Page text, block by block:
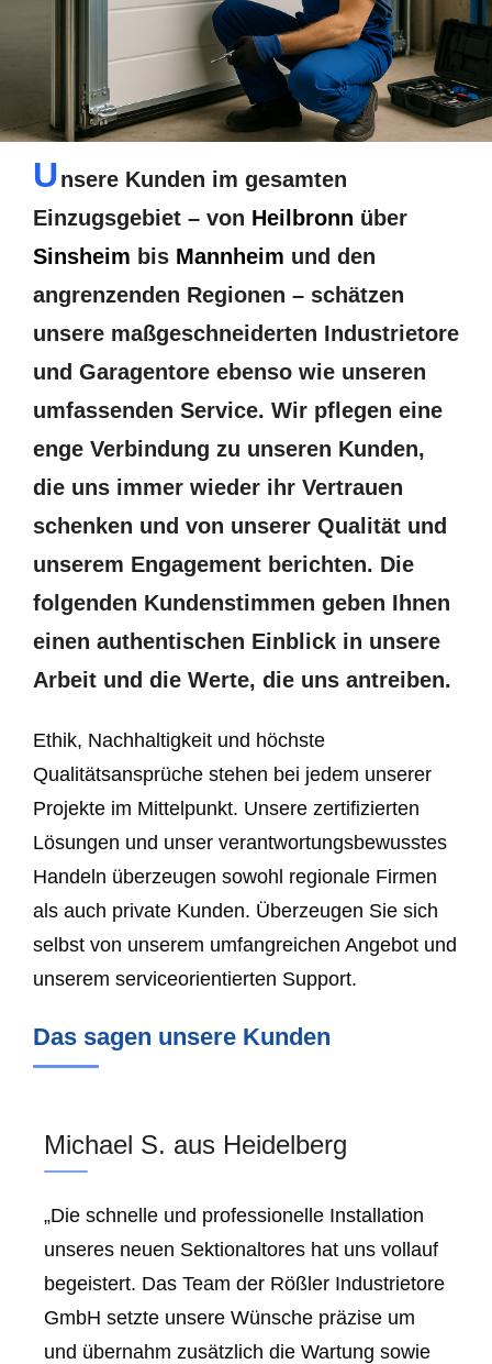
Unsere Kunden im gesamten
Einzugsgebiet – von Heilbronn über
Sinsheim bis Mannheim und den
angrenzenden Regionen – schätzen
unsere maßgeschneiderten Industrietore
und Garagentore ebenso wie unseren
umfassenden Service. Wir pflegen eine
enge Verbindung zu unseren Kunden,
die uns immer wieder ihr Vertrauen
schenken und von unserer Qualität und
unserem Engagement berichten. Die
folgenden Kundenstimmen geben Ihnen
einen authentischen Einblick in unsere
Arbeit und die Werte, die uns antreiben.
Ethik, Nachhaltigkeit und höchste
Qualitätsansprüche stehen bei jedem unserer
Projekte im Mittelpunkt. Unsere zertifizierten
Lösungen und unser verantwortungsbewusstes
Handeln überzeugen sowohl regionale Firmen
als auch private Kunden. Überzeugen Sie sich
selbst von unserem umfangreichen Angebot und
unserem serviceorientierten Support.
Das sagen unsere Kunden
Michael S. aus Heidelberg
„Die schnelle und professionelle Installation
unseres neuen Sektionaltores hat uns vollauf
begeistert. Das Team der Rößler Industrietore
GmbH setzte unsere Wünsche präzise um
und übernahm zusätzlich die Wartung sowie